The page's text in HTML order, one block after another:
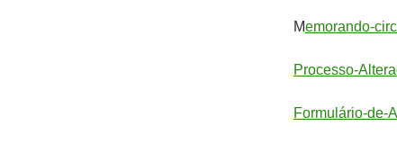
Memorando-
Processo-
Formulário-de-